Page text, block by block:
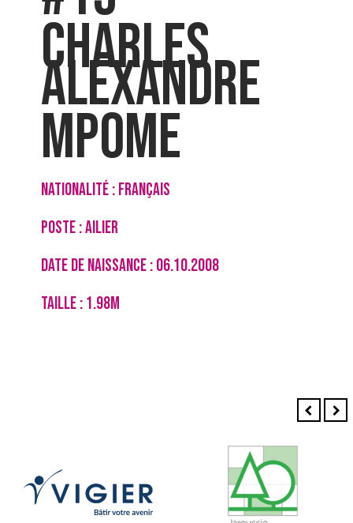
CHARLES
ALEXANDRE
MPOME
NATIONALITÉ : FRANÇAIS
POSTE : AILIER
DATE DE NAISSANCE : 06.10.2008
TAILLE : 1.98M